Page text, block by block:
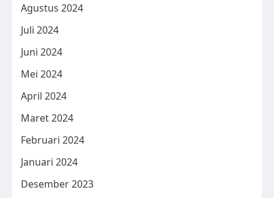
Agustus 2024
Juli 2024
Juni 2024
Mei 2024
April 2024
Maret 2024
Februari 2024
Januari 2024
Desember 2023